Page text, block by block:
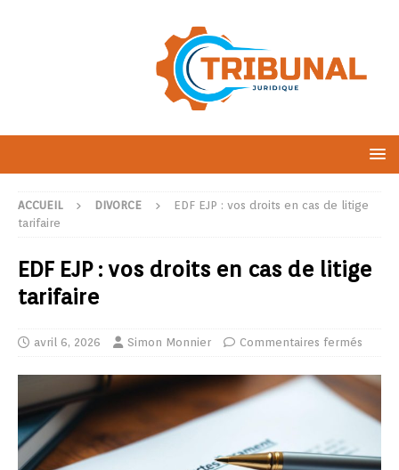
ACCUEIL DIVORCE
EDF EJP : vos droits en cas de litige
tarifaire
EDF EJP : vos droits en cas de litige
tarifaire
avril 6, 2026 Simon Monnier Commentaires fermés